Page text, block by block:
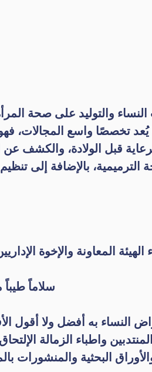
والتوليد على صحة
تخصصًا واسع المجالات،
قبل الولادة،
الترميمية، بالإضافة إلى
المعاونة والإخوة
سلاماً طيباً
النساء به أفضل ولا
واطباء الزمالة
البحثية والمنشورات